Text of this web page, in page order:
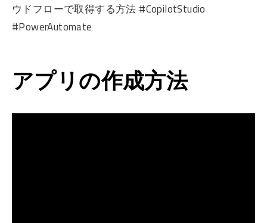
ウドフローで取得する方法 #CopilotStudio
#PowerAutomate
アプリの作成方法